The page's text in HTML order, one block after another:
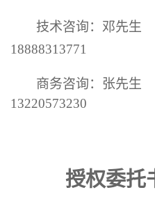
技术咨询： 邓先生
18888313771
商务咨询：张先生
13220573230
授权委托